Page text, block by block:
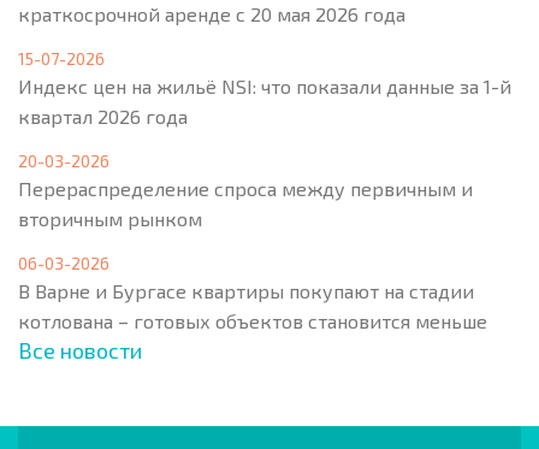
краткосрочной аренде с 20 мая 2026 года
15-07-2026
Индекс цен на жильё NSI: что показали данные за 1-й
квартал 2026 года
20-03-2026
Перераспределение спроса между первичным и
вторичным рынком
06-03-2026
В Варне и Бургасе квартиры покупают на стадии
котлована – готовых объектов становится меньше
Все новости